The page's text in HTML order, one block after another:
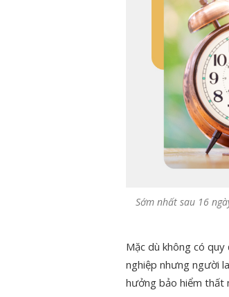
Sớm nhất sau 16
Mặc dù không có
nghiệp nhưng người
hưởng bảo hiểm thất